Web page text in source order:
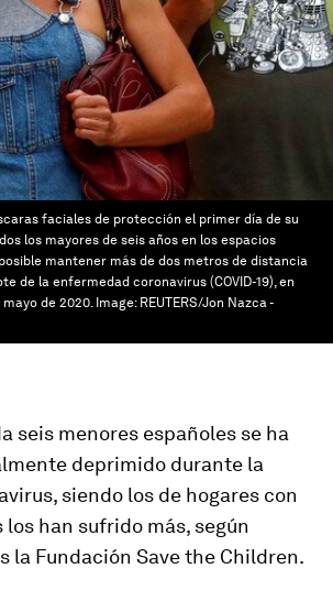
faciales de protección el primer día de su
los mayores de seis años en los espacios
mantener más de dos metros de distancia
de la enfermedad coronavirus (COVID-19), en
mayo de 2020. Image: REUTERS/Jon Nazca -
seis menores españoles se ha
deprimido durante la
siendo los de hogares con
los han sufrido más, según
la Fundación Save the Children.